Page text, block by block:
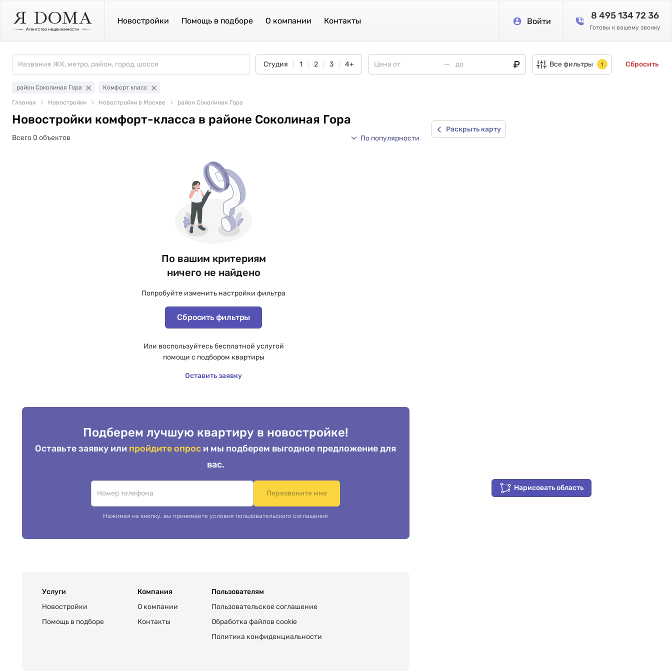
Новостройки Помощь в подборе О компании Контакты Войти
8 495 134 72 36
Готовы к вашему звонку
Студия 1 2 3 4+ Все фильтры 1 Сбросить
район Соколиная Гора Комфорт класс
Главная Новостройки Новостройки в Москве район Соколиная Гора
Нарисовать область
Раскрыть карту
Новостройки комфорт-класса в районе Соколиная Гора
Всего 0 объектов По популярности
По вашим критериям
ничего не найдено
Попробуйте изменить настройки фильтра
Сбросить фильтры
Или воспользуйтесь бесплатной услугой
помощи с подбором квартиры
Оставить заявку
Подберем лучшую квартиру в новостройке!
Оставьте заявку или пройдите опрос и мы подберем выгодное предложение для
вас.
Перезвоните мне
Нажимая на кнопку, вы принимаете условия пользовательского соглашения
Услуги
Новостройки
Помощь в подборе
Компания
О компании
Контакты
Пользователям
Пользовательское соглашение
Обработка файлов cookie
Политика конфиденциальности